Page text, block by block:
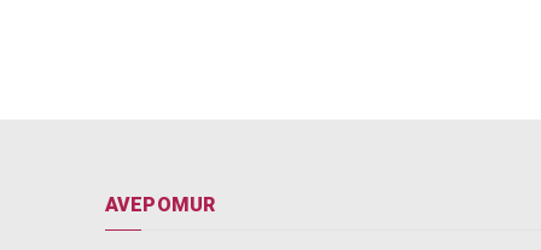
AVEPOMUR